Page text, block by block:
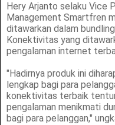
Hery Arjanto selaku
Management Smartfren
ditawarkan dalam
Konektivitas yang
pengalaman internet
"Hadirnya produk ini
lengkap bagi para
konektivitas terbaik
pengalaman menikmati
bagi para pelanggan,"